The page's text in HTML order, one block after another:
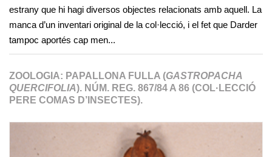
estrany que hi hagi diversos objectes relacionats amb aquell. La
manca d’un inventari original de la col·lecció, i el fet que Darder
tampoc aportés cap men...
ZOOLOGIA: PAPALLONA FULLA (GASTROPACHA
QUERCIFOLIA). NÚM. REG. 867/84 A 86 (COL·LECCIÓ
PERE COMAS D’INSECTES).